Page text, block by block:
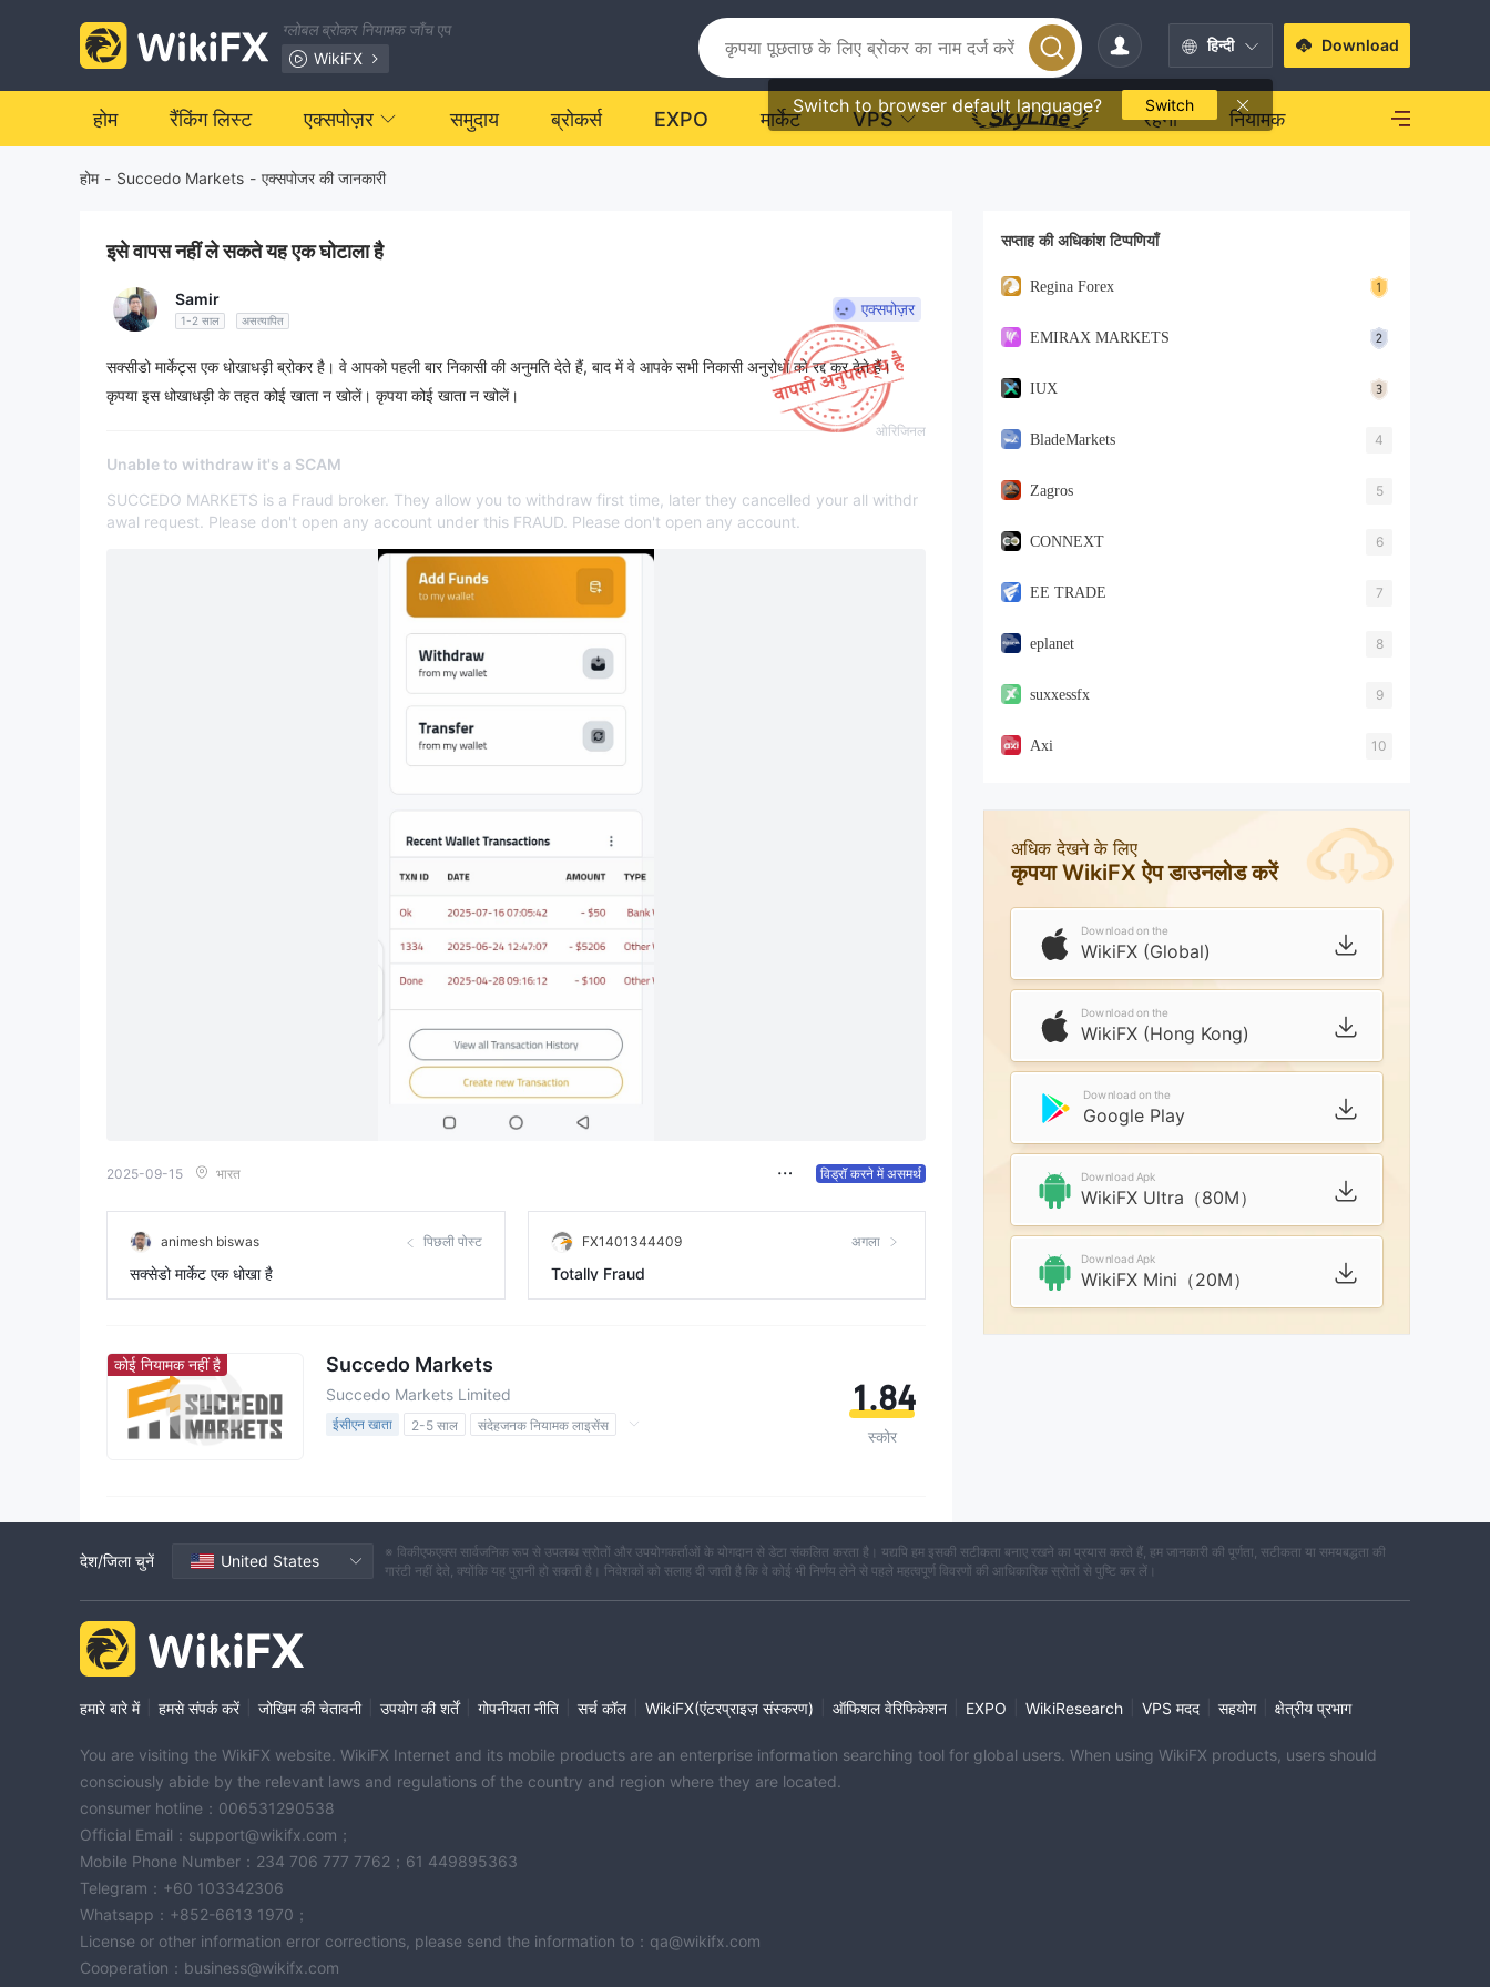
ग्लोबल ब्रोकर नियामक जाँच एप
WikiFX
हिन्दी
Switch to browser default language? Switch
Download
होम रैंकिंग लिस्ट एक्सपोज़र समुदाय ब्रोकर्स EXPO मार्केट VPS रहना नियामक
होम - Succedo Markets - एक्सपोजर की जानकारी
इसे वापस नहीं ले सकते यह एक घोटाला है
Samir
1-2 साल असत्यापित
एक्सपोज़र
सक्सीडो मार्केट्स एक धोखाधड़ी ब्रोकर है। वे आपको पहली बार निकासी की अनुमति देते हैं, बाद में वे आपके सभी निकासी अनुरोधों को रद्द कर देते हैं।
कृपया इस धोखाधड़ी के तहत कोई खाता न खोलें। कृपया कोई खाता न खोलें।
ओरिजिनल
Unable to withdraw it's a SCAM
SUCCEDO MARKETS is a Fraud broker. They allow you to withdraw first time, later they cancelled your all withdr
awal request. Please don't open any account under this FRAUD. Please don't open any account.
2025-09-15 भारत विड्रॉ करने में असमर्थ
animesh biswas पिछली पोस्ट
सक्सेडो मार्केट एक धोखा है
FX1401344409 अगला
Totally Fraud
कोई नियामक नहीं है Succedo Markets
Succedo Markets Limited
ईसीएन खाता 2-5 साल
संदेहजनक नियामक लाइसेंस
1.84
स्कोर
सप्ताह की अधिकांश टिप्पणियाँ
Regina Forex
EMIRAX MARKETS
IUX
BladeMarkets 4
Zagros 5
CONNEXT 6
EE TRADE 7
eplanet 8
suxxessfx 9
Axi 10
अधिक देखने के लिए
कृपया WikiFX ऐप डाउनलोड करें
Download on the
WikiFX (Global)
Download on the
WikiFX (Hong Kong)
Download on the
Google Play
Download Apk
WikiFX Ultra（80M）
Download Apk
WikiFX Mini（20M）
देश/जिला चुनें United States
※ विकीएफएक्स सार्वजनिक रूप से उपलब्ध स्रोतों और उपयोगकर्ताओं के योगदान से डेटा संकलित करता है। यद्यपि हम इसकी सटीकता बनाए रखने का प्रयास करते हैं, हम जानकारी की पूर्णता, सटीकता या समयबद्धता की
गारंटी नहीं देते, क्योंकि यह पुरानी हो सकती है। निवेशकों को सलाह दी जाती है कि वे कोई भी निर्णय लेने से पहले महत्वपूर्ण विवरणों की आधिकारिक स्रोतों से पुष्टि कर लें।
हमारे बारे में हमसे संपर्क करें जोखिम की चेतावनी उपयोग की शर्तें गोपनीयता नीति सर्च कॉल WikiFX(एंटरप्राइज़ संस्करण) ऑफिशल वेरिफिकेशन EXPO WikiResearch VPS मदद सहयोग क्षेत्रीय प्रभाग
You are visiting the WikiFX website. WikiFX Internet and its mobile products are an enterprise information searching tool for global users. When using WikiFX products, users should
consciously abide by the relevant laws and regulations of the country and region where they are located.
consumer hotline：006531290538
Official Email：support@wikifx.com；
Mobile Phone Number：234 706 777 7762；61 449895363
Telegram：+60 103342306
Whatsapp：+852-6613 1970；
License or other information error corrections, please send the information to：qa@wikifx.com
Cooperation：business@wikifx.com